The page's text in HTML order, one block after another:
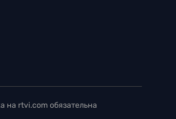
rtvi.com обязательна